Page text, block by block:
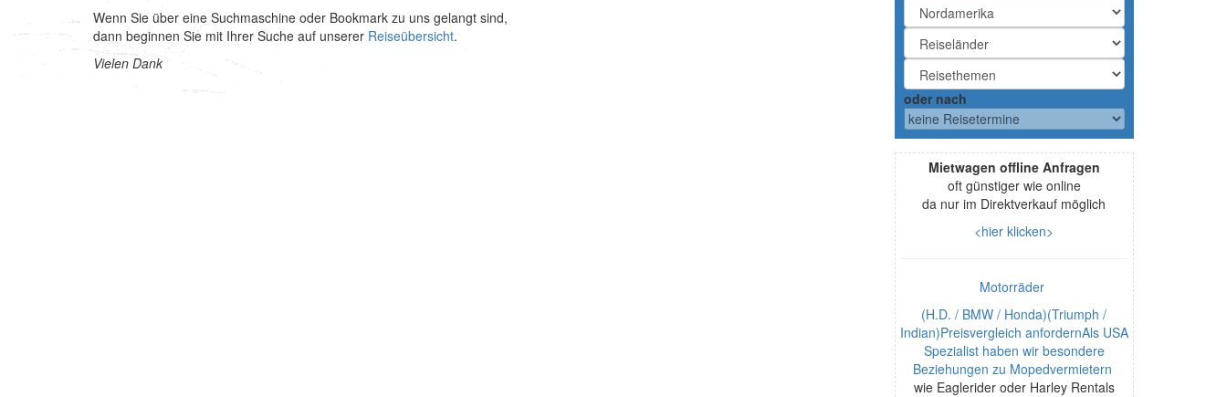
Wenn Sie über eine Suchmaschine oder Bookmark zu uns gelangt sind,
dann beginnen Sie mit Ihrer Suche auf unserer Reiseübersicht.
Vielen Dank
oder nach
Mietwagen offline Anfragen
oft günstiger wie online
da nur im Direktverkauf möglich
<hier klicken>
Motorräder
(H.D. / BMW / Honda)(Triumph /
Indian)Preisvergleich anfordernAls USA
Spezialist haben wir besondere
Beziehungen zu Mopedvermietern
wie Eaglerider oder Harley Rentals